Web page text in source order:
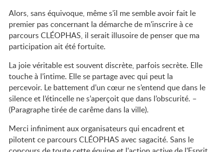
Alors, sans équivoque, même s'il me semble avoir fait le
premier pas concernant la démarche de m'inscrire à ce
parcours CLÉOPHAS, il serait illusoire de penser que ma
participation ait été fortuite.
La joie véritable est souvent discrète, parfois secrète. Elle
touche à l’intime. Elle se partage avec qui peut la
percevoir. Le battement d’un cœur ne s’entend que dans le
silence et l’étincelle ne s’aperçoit que dans l’obscurité. –
(Paragraphe tirée de carême dans la ville).
Merci infiniment aux organisateurs qui encadrent et
pilotent ce parcours CLÉOPHAS avec sagacité. Sans le